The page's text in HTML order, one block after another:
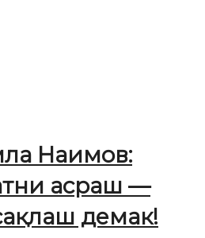
Наимов:
асраш —
демак!